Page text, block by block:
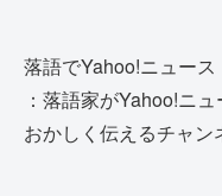
落語でYahoo!ニュース
：落語家がYahoo!ニ
おかしく伝えるチャン